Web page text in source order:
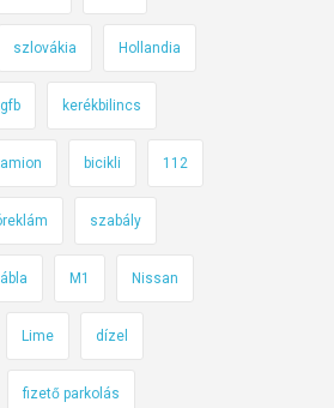
szlovákia Hollandia
kerékbilincs
bicikli 112
szabály
M1 Nissan
Lime dízel
fizető parkolás